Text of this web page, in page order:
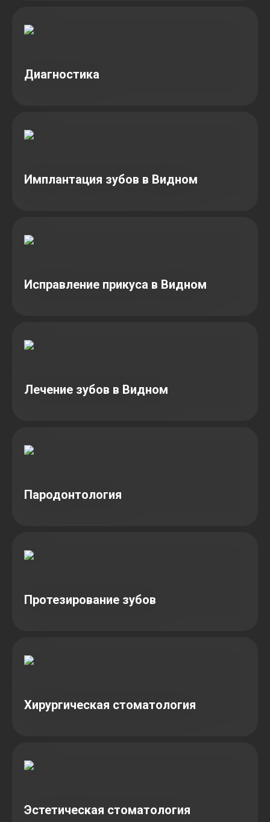
Диагностика
Имплантация зубов в Видном
Исправление прикуса в Видном
Лечение зубов в Видном
Пародонтология
Протезирование зубов
Хирургическая стоматология
Эстетическая стоматология